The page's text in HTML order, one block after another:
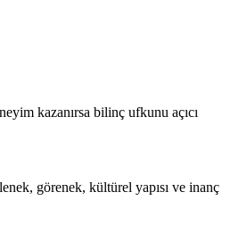
kazanırsa bilinç ufkunu açıcı
görenek, kültürel yapısı ve inanç